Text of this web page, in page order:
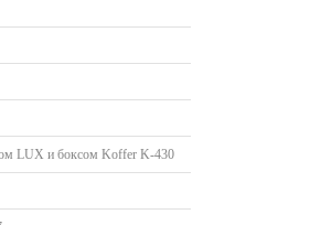
LUX и боксом Koffer K-430